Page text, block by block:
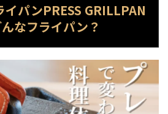
パンPRESS GRILLPAN
なフライパン？